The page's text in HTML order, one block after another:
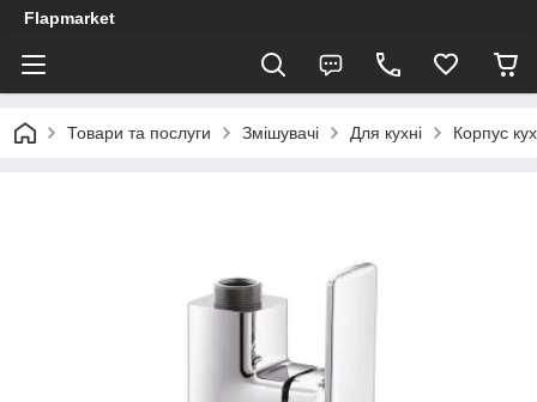
Flapmarket
Товари та послуги Змішувачі Для кухні Корпус